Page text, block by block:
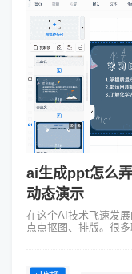
ai生成ppt怎么
动态演示
在这个AI技术飞速发
点点抠图、排版。很